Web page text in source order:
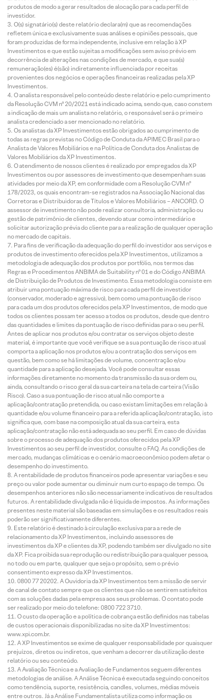
produtos de modo a gerar resultados de alocação para cada perfil de
investidor.
O(s) signatário(s) deste relatório declara(m) que as recomendações
refletem única e exclusivamente suas análises e opiniões pessoais, que
foram produzidas de forma independente, inclusive em relação à XP
Investimentos e que estão sujeitas a modificações sem aviso prévio em
decorrência de alterações nas condições de mercado, e que sua(s)
remuneração(es) é(são) indiretamente influenciada por receitas
provenientes dos negócios e operações financeiras realizadas pela XP
Investimentos.
O analista responsável pelo conteúdo deste relatório e pelo cumprimento
da Resolução CVM nº 20/2021 está indicado acima, sendo que, caso constem
a indicação de mais um analista no relatório, o responsável será o primeiro
analista credenciado a ser mencionado no relatório.
Os analistas da XP Investimentos estão obrigados ao cumprimento de
todas as regras previstas no Código de Conduta da APIMEC Brasil para o
Analista de Valores Mobiliários e na Política de Conduta dos Analistas de
Valores Mobiliários da XP Investimentos.
O atendimento de nossos clientes é realizado por empregados da XP
Investimentos ou por assessores de investimento que desempenham suas
atividades por meio da XP, em conformidade com a Resolução CVM nº
178/2023, os quais encontram-se registrados na Associação Nacional das
Corretoras e Distribuidoras de Títulos e Valores Mobiliários – ANCORD. O
assessor de investimento não pode realizar consultoria, administração ou
gestão de patrimônio de clientes, devendo atuar como intermediário e
solicitar autorização prévia do cliente para a realização de qualquer operação
no mercado de capitais.
Para fins de verificação da adequação do perfil do investidor aos serviços e
produtos de investimento oferecidos pela XP Investimentos, utilizamos a
metodologia de adequação dos produtos por portfólio, nos termos das
Regras e Procedimentos ANBIMA de Suitability nº 01 e do Código ANBIMA
de Distribuição de Produtos de Investimento. Essa metodologia consiste em
atribuir uma pontuação máxima de risco para cada perfil de investidor
(conservador, moderado e agressivo), bem como uma pontuação de risco
para cada um dos produtos oferecidos pela XP Investimentos, de modo que
todos os clientes possam ter acesso a todos os produtos, desde que dentro
das quantidades e limites da pontuação de risco definidas para o seu perfil.
Antes de aplicar nos produtos e/ou contratar os serviços objeto deste
material, é importante que você verifique se a sua pontuação de risco atual
comporta a aplicação nos produtos e/ou a contratação dos serviços em
questão, bem como se há limitações de volume, concentração e/ou
quantidade para a aplicação desejada. Você pode consultar essas
informações diretamente no momento da transmissão da sua ordem ou,
ainda, consultando o risco geral da sua carteira na tela de carteira (Visão
Risco). Caso a sua pontuação de risco atual não comporte a
aplicação/contratação pretendida, ou caso existam limitações em relação à
quantidade e/ou volume financeiro para a referida aplicação/contratação, isto
significa que, com base na composição atual da sua carteira, esta
aplicação/contratação não está adequada ao seu perfil. Em caso de dúvidas
sobre o processo de adequação dos produtos oferecidos pela XP
Investimentos ao seu perfil de investidor, consulte o FAQ. As condições de
mercado, mudanças climáticas e o cenário macroeconômico podem afetar o
desempenho do investimento.
A rentabilidade de produtos financeiros pode apresentar variações e seu
preço ou valor pode aumentar ou diminuir num curto espaço de tempo. Os
desempenhos anteriores não são necessariamente indicativos de resultados
futuros. A rentabilidade divulgada não é líquida de impostos. As informações
presentes neste material são baseadas em simulações e os resultados reais
poderão ser significativamente diferentes.
Este relatório é destinado à circulação exclusiva para a rede de
relacionamento da XP Investimentos, incluindo assessores de
investimentos da XP e clientes da XP, podendo também ser divulgado no site
da XP. Fica proibida sua reprodução ou redistribuição para qualquer pessoa,
no todo ou em parte, qualquer que seja o propósito, sem o prévio
consentimento expresso da XP Investimentos.
0800 77 20202. A Ouvidoria da XP Investimentos tem a missão de servir
de canal de contato sempre que os clientes que não se sentirem satisfeitos
com as soluções dadas pela empresa aos seus problemas. O contato pode
ser realizado por meio do telefone: 0800 722 3710.
O custo da operação e a política de cobrança estão definidos nas tabelas
de custos operacionais disponibilizadas no site da XP Investimentos:
www.xpi.com.br.
A XP Investimentos se exime de qualquer responsabilidade por quaisquer
prejuízos, diretos ou indiretos, que venham a decorrer da utilização deste
relatório ou seu conteúdo.
A Avaliação Técnica e a Avaliação de Fundamentos seguem diferentes
metodologias de análise. A Análise Técnica é executada seguindo conceitos
como tendência, suporte, resistência, candles, volumes, médias móveis
entre outros. Já a Análise Fundamentalista utiliza como informação os